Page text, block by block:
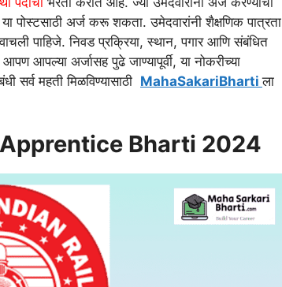
या पोस्टसाठी अर्ज करू शकता. उमेदवारांनी शैक्षणिक पात्रता
वाचली पाहिजे. निवड प्रक्रिया, स्थान, पगार आणि संबंधित
आपल्या अर्जासह पुढे जाण्यापूर्वी, या नोकरीच्या
सर्व महती मिळविण्यासाठी MahaSakariBharti ला
Bharti 2024